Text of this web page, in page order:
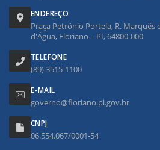
ENDEREÇO
Praça Petrônio Portela, R. Marquês
d'Água, Floriano – PI, 64800-000
TELEFONE
(89) 3515-1100
E-MAIL
governo@floriano.pi.gov.br
CNPJ
06.554.067/0001-54